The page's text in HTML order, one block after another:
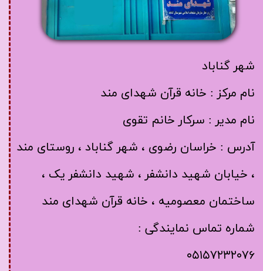
شهر گناباد
​​​​​​​نام مرکز : خانه قرآن شهدای مند
نام مدیر : سرکار خانم تقوی
آدرس : خراسان رضوی ، شهر گناباد ، روستای مند
، خیابان شهید دانشفر ، شهید دانشفر یک ،
ساختمان معصومیه ، خانه قرآن شهدای مند
شماره تماس نمایندگی :
۰۵۱۵۷۲۳۲۰۷۶